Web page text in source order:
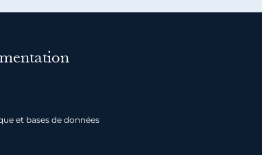
et bases de données